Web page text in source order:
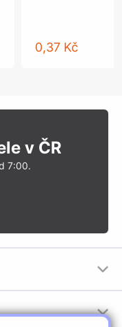
0,37 Kč
v ČR
7:00.